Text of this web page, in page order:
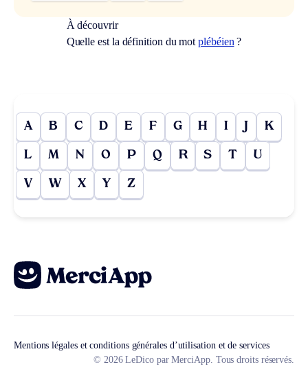
À découvrir
Quelle est la définition du motplébéien ?
A B C D E F G H I J K
L M N O P Q R S T U
V W X Y Z
Mentions légales et conditions générales d’utilisation et de services
© 2026 LeDico par MerciApp. Tous droits réservés.